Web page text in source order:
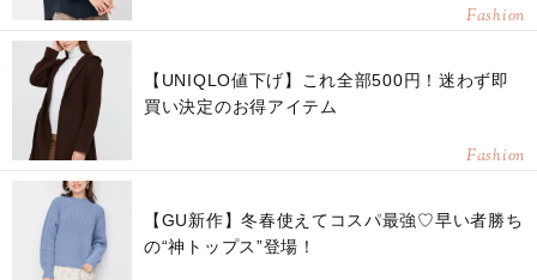
Fashion
【UNIQLO値下げ】これ全部500円！迷わず即
買い決定のお得アイテム
Fashion
【GU新作】冬春使えてコスパ最強♡早い者勝ち
の“神トップス”登場！